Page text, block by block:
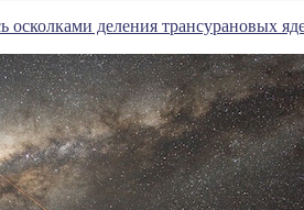
деления трансурановых